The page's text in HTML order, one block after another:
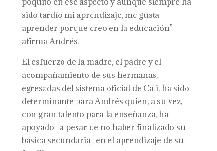
sido tardío mi aprendizaje, me gusta
aprender porque creo en la educación”
afirma Andrés.
El esfuerzo de la madre, el padre y el
acompañamiento de sus hermanas,
egresadas del sistema oficial de Cali, ha sido
determinante para Andrés quien, a su vez,
con gran talento para la enseñanza, ha
apoyado -a pesar de no haber finalizado su
básica secundaria- en el aprendizaje de su